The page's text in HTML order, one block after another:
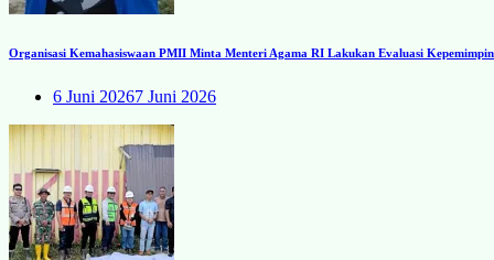
Organisasi Kemahasiswaan PMII Minta Menteri Agama RI Lakukan Evaluasi
6 Juni 20267 Juni 2026